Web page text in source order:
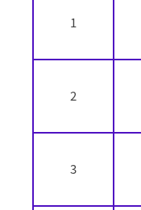
1
2
3